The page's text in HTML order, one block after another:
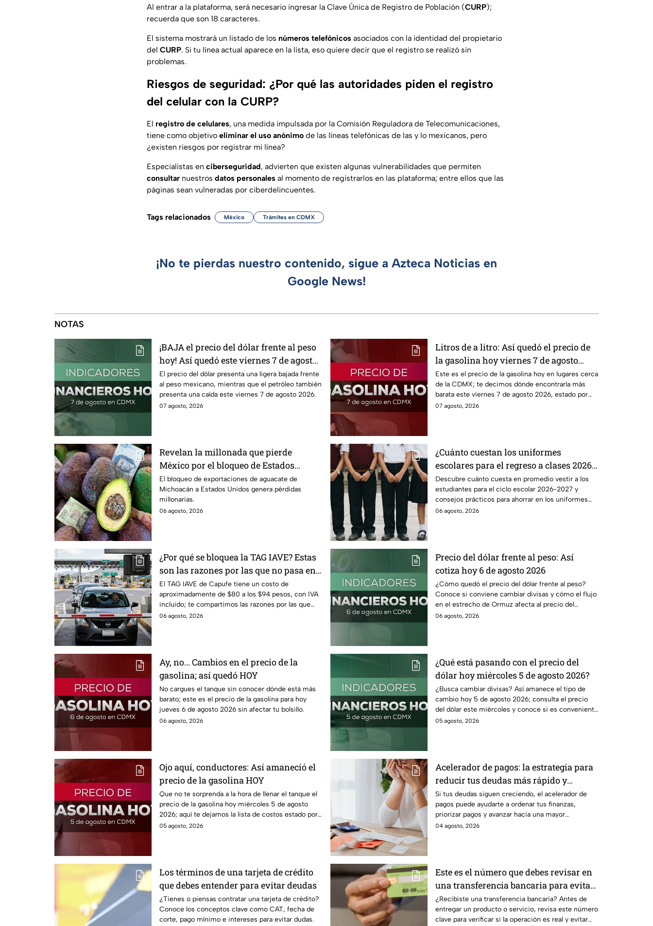
Al entrar a la plataforma, será necesario ingresar la Clave Única de Registro de Población (CURP);
recuerda que son 18 caracteres.
El sistema mostrará un listado de los números telefónicos asociados con la identidad del propietario
del CURP. Si tu línea actual aparece en la lista, eso quiere decir que el registro se realizó sin
problemas.
Riesgos de seguridad: ¿Por qué las autoridades piden el registro
del celular con la CURP?
El registro de celulares, una medida impulsada por la Comisión Reguladora de Telecomunicaciones,
tiene como objetivo eliminar el uso anónimo de las líneas telefónicas de las y lo mexicanos, pero
¿existen riesgos por registrar mi línea?
Especialistas en ciberseguridad, advierten que existen algunas vulnerabilidades que permiten
consultar nuestros datos personales al momento de registrarlos en las plataforma; entre ellos que las
páginas sean vulneradas por ciberdelincuentes.
Tags relacionados México Trámites en CDMX
¡No te pierdas nuestro contenido, sigue a Azteca Noticias en
Google News!
NOTAS
¡BAJA el precio del dólar frente al peso
hoy! Así quedó este viernes 7 de agosto
2026
El precio del dólar presenta una ligera bajada frente
al peso mexicano, mientras que el petróleo también
presenta una caída este viernes 7 de agosto 2026.
07 agosto, 2026
Litros de a litro: Así quedó el precio de
la gasolina hoy viernes 7 de agosto
2026
Este es el precio de la gasolina hoy en lugares cerca
de la CDMX; te decimos dónde encontrarla más
barata este viernes 7 de agosto 2026, estado por
estado.
07 agosto, 2026
Revelan la millonada que pierde
México por el bloqueo de Estados
Unidos al aguate de Michoacán
El bloqueo de exportaciones de aguacate de
Michoacán a Estados Unidos genera pérdidas
millonarias.
06 agosto, 2026
¿Cuánto cuestan los uniformes
escolares para el regreso a clases 2026,
según su grado?
Descubre cuánto cuesta en promedio vestir a los
estudiantes para el ciclo escolar 2026-2027 y
consejos prácticos para ahorrar en los uniformes
escolares.
06 agosto, 2026
¿Por qué se bloquea la TAG IAVE? Estas
son las razones por las que no pasa en
la caseta
El TAG IAVE de Capufe tiene un costo de
aproximadamente de $80 a los $94 pesos, con IVA
incluido; te compartimos las razones por las que
podría bloquearse.
06 agosto, 2026
Precio del dólar frente al peso: Así
cotiza hoy 6 de agosto 2026
¿Cómo quedó el precio del dólar frente al peso?
Conoce si conviene cambiar divisas y cómo el flujo
en el estrecho de Ormuz afecta al precio del
petróleo.
06 agosto, 2026
Ay, no... Cambios en el precio de la
gasolina; así quedó HOY
No cargues el tanque sin conocer dónde está más
barato; este es el precio de la gasolina para hoy
jueves 6 de agosto 2026 sin afectar tu bolsillo.
06 agosto, 2026
¿Qué está pasando con el precio del
dólar hoy miércoles 5 de agosto 2026?
¿Busca cambiar divisas? Así amanece el tipo de
cambio hoy 5 de agosto 2026; consulta el precio
del dólar este miércoles y conoce si es conveniente
comprar.
05 agosto, 2026
Ojo aquí, conductores: Así amaneció el
precio de la gasolina HOY
Que no te sorprenda a la hora de llenar el tanque el
precio de la gasolina hoy miércoles 5 de agosto
2026; aquí te dejamos la lista de costos estado por
estado.
05 agosto, 2026
Acelerador de pagos: la estrategia para
reducir tus deudas más rápido y
recuperar el control de tus finanzas
Si tus deudas siguen creciendo, el acelerador de
pagos puede ayudarte a ordenar tus finanzas,
priorizar pagos y avanzar hacia una mayor
tranquilidad económica.
04 agosto, 2026
Los términos de una tarjeta de crédito
que debes entender para evitar deudas
¿Tienes o piensas contratar una tarjeta de crédito?
Conoce los conceptos clave como CAT, fecha de
corte, pago mínimo e intereses para evitar dudas.
Este es el número que debes revisar en
una transferencia bancaria para evitar
fraudes
¿Recibiste una transferencia bancaria? Antes de
entregar un producto o servicio, revisa este número
clave para verificar si la operación es real y evitar